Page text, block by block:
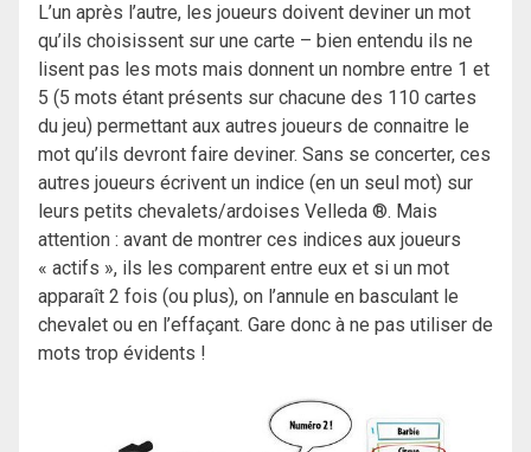
L’un après l’autre, les joueurs doivent deviner un mot
qu’ils choisissent sur une carte – bien entendu ils ne
lisent pas les mots mais donnent un nombre entre 1 et
5 (5 mots étant présents sur chacune des 110 cartes
du jeu) permettant aux autres joueurs de connaitre le
mot qu’ils devront faire deviner. Sans se concerter, ces
autres joueurs écrivent un indice (en un seul mot) sur
leurs petits chevalets/ardoises Velleda ®. Mais
attention : avant de montrer ces indices aux joueurs
« actifs », ils les comparent entre eux et si un mot
apparaît 2 fois (ou plus), on l’annule en basculant le
chevalet ou en l’effaçant. Gare donc à ne pas utiliser de
mots trop évidents !